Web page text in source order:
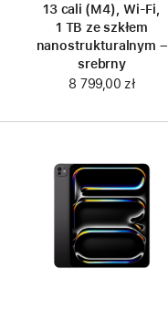
13 cali (M4), Wi‑Fi,
1 TB ze szkłem
nanostrukturalnym –
srebrny
8 799,00 zł